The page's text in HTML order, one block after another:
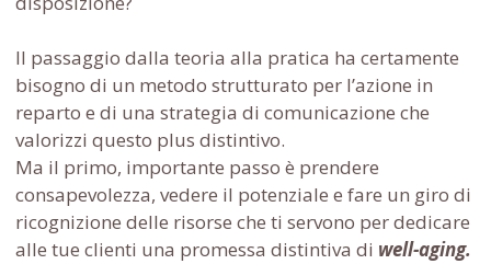
Il passaggio dalla teoria alla pratica ha certamente
bisogno di un metodo strutturato per l’azione in
reparto e di una strategia di comunicazione che
valorizzi questo plus distintivo.
Ma il primo, importante passo è prendere
consapevolezza, vedere il potenziale e fare un giro di
ricognizione delle risorse che ti servono per dedicare
alle tue clienti una promessa distintiva di well-aging.